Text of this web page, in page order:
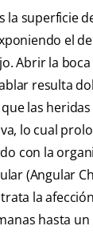
la superficie
el
Abrir la
resulta
las
lo cual
con la
(Angular
la
hasta